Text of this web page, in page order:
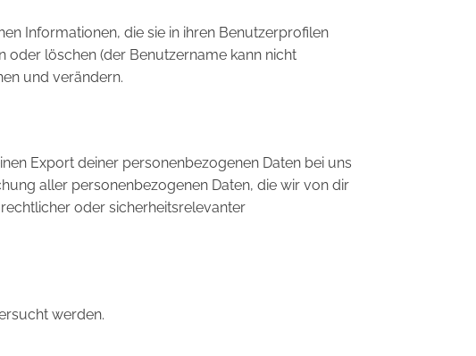
Informationen, die sie in ihren Benutzerprofilen
oder löschen (der Benutzername kann nicht
und verändern.
Export deiner personenbezogenen Daten bei uns
aller personenbezogenen Daten, die wir von dir
oder sicherheitsrelevanter
werden.